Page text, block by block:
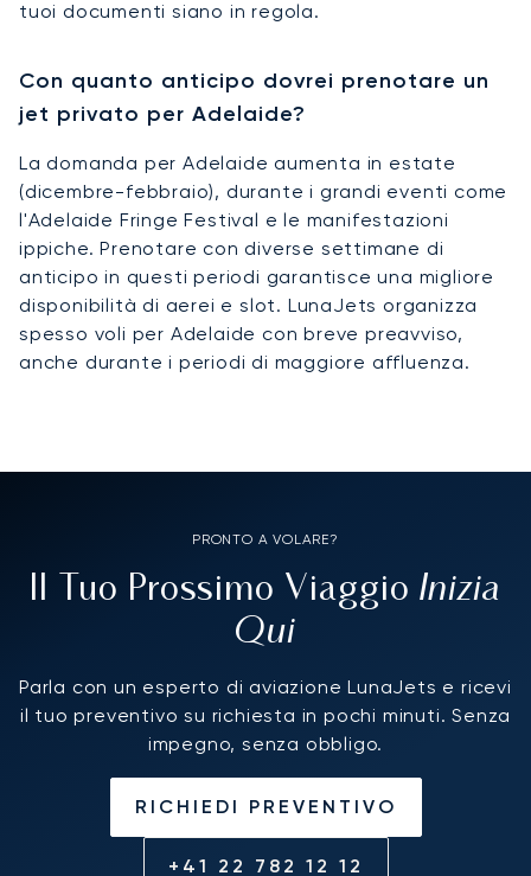
tuoi documenti siano in regola.
Con quanto anticipo dovrei prenotare un
jet privato per Adelaide?
La domanda per Adelaide aumenta in estate
(dicembre-febbraio), durante i grandi eventi come
l'Adelaide Fringe Festival e le manifestazioni
ippiche. Prenotare con diverse settimane di
anticipo in questi periodi garantisce una migliore
disponibilità di aerei e slot. LunaJets organizza
spesso voli per Adelaide con breve preavviso,
anche durante i periodi di maggiore affluenza.
PRONTO A VOLARE?
Il Tuo Prossimo Viaggio Inizia
Qui
Parla con un esperto di aviazione LunaJets e ricevi
il tuo preventivo su richiesta in pochi minuti. Senza
impegno, senza obbligo.
RICHIEDI PREVENTIVO
+41 22 782 12 12